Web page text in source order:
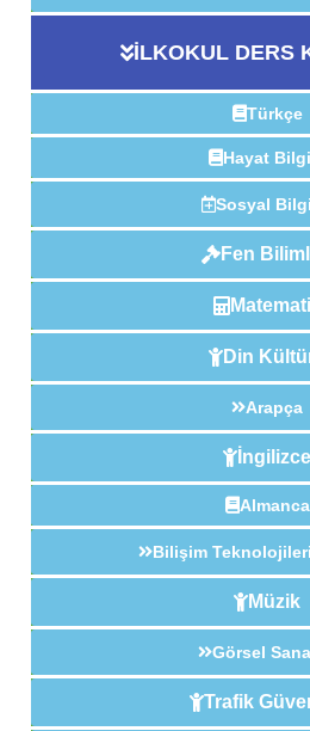
İLKOKUL DERS
Türkçe
Hayat
Sosyal
Fen
Din
Arapça
İngilizce
Almanca
Bilişim Teknolojileri
Müzik
Görsel
Trafik